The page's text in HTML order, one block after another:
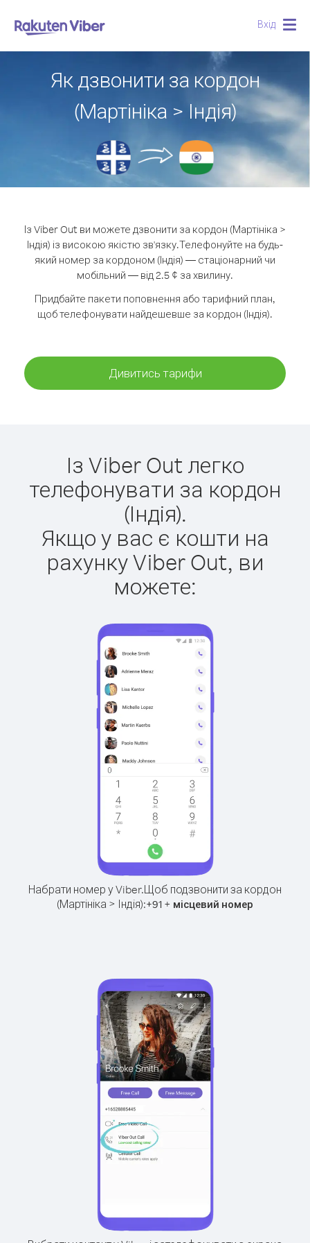
Вхід
Як дзвонити за кордон
(Мартініка > Індія)
Із Viber Out ви можете дзвонити за кордон (Мартініка >
Індія) із високою якістю зв'язку.Телефонуйте на будь-
який номер за кордоном (Індія) — стаціонарний чи
мобільний — від 2.5 ¢ за хвилину.
Придбайте пакети поповнення або тарифний план,
щоб телефонувати найдешевше за кордон (Індія).
Дивитись тарифи
Із Viber Out легко
телефонувати за кордон
(Індія).
Якщо у вас є кошти на
рахунку Viber Out, ви
можете:
Набрати номер у Viber.Щоб подзвонити за кордон
(Мартініка > Індія):+91 + місцевий номер